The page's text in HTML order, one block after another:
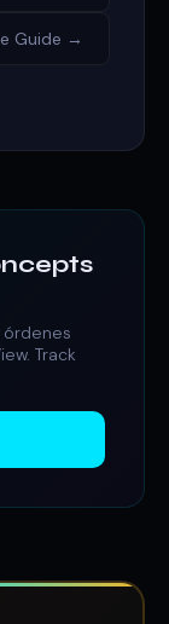
Guide →
Track